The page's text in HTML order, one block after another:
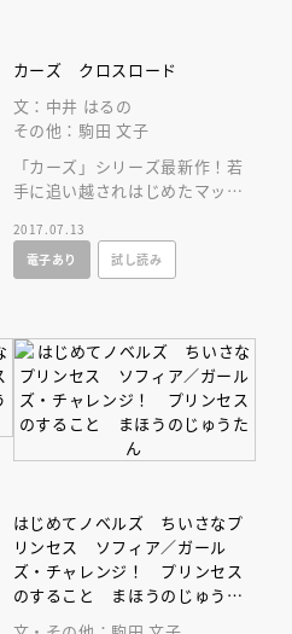
カーズ クロスロード
文：中井 はるの
その他：駒田 文子
「カーズ」シリーズ最新作！若
手に追い越されはじめたマック
小学低学年でも読めるやさしい
内容です。
2017.07.13
電子あり
試し読み
はじめてノベルズ ちいさなプ
リンセス ソフィア／ガール
ズ・チャレンジ！ プリンセス
のすること まほうのじゅうた
ん